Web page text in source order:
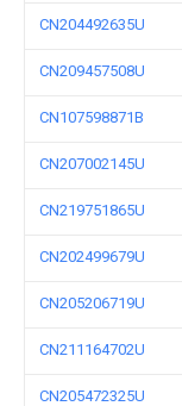
CN204492635U
CN209457508U
CN107598871B
CN207002145U
CN219751865U
CN202499679U
CN205206719U
CN211164702U
CN205472325U